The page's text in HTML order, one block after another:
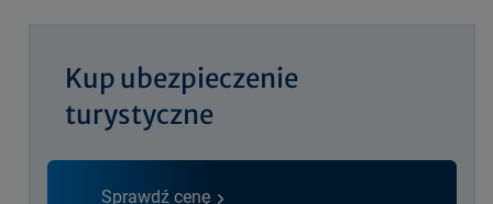
Kup ubezpieczenie
turystyczne
Sprawdź cenę